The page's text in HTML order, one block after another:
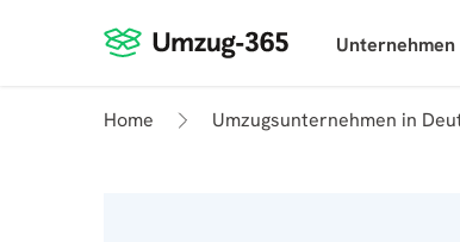
Unternehmen
Home Umzugsunternehmen in